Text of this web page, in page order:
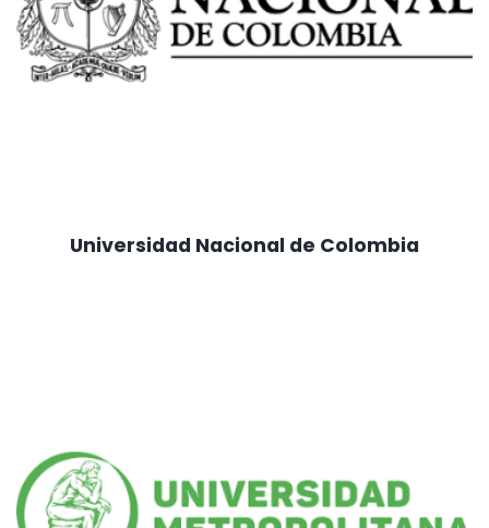
Universidad Nacional de Colombia